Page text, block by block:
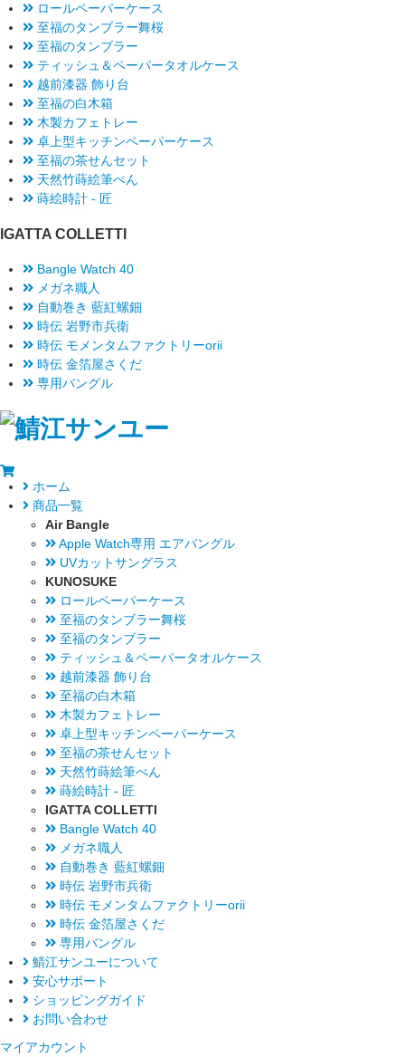
ロールペーパーケース
至福のタンブラー舞桜
至福のタンブラー
ティッシュ＆ペーパータオルケース
越前漆器 飾り台
至福の白木箱
木製カフェトレー
卓上型キッチンペーパーケース
至福の茶せんセット
天然竹蒔絵筆ぺん
蒔絵時計 - 匠
IGATTA COLLETTI
Bangle Watch 40
メガネ職人
自動巻き 藍紅螺鈿
時伝 岩野市兵衛
時伝 モメンタムファクトリーorii
時伝 金箔屋さくだ
専用バングル
ホーム
商品一覧
Air Bangle
Apple Watch専用 エアバングル
UVカットサングラス
KUNOSUKE
ロールペーパーケース
至福のタンブラー舞桜
至福のタンブラー
ティッシュ＆ペーパータオルケース
越前漆器 飾り台
至福の白木箱
木製カフェトレー
卓上型キッチンペーパーケース
至福の茶せんセット
天然竹蒔絵筆ぺん
蒔絵時計 - 匠
IGATTA COLLETTI
Bangle Watch 40
メガネ職人
自動巻き 藍紅螺鈿
時伝 岩野市兵衛
時伝 モメンタムファクトリーorii
時伝 金箔屋さくだ
専用バングル
鯖江サンユーについて
安心サポート
ショッピングガイド
お問い合わせ
マイアカウント